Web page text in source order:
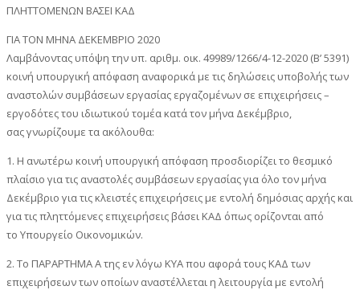
ΠΛΗΤΤΟΜΕΝΩΝ ΒΑΣΕΙ ΚΑΔ
ΓΙΑ ΤΟΝ ΜΗΝΑ ΔΕΚΕΜΒΡΙΟ 2020
Λαμβάνοντας υπόψη την υπ. αριθμ. οικ. 49989/1266/4-12-2020 (Β’ 5391)
κοινή υπουργική απόφαση αναφορικά με τις δηλώσεις υποβολής των
αναστολών συμβάσεων εργασίας εργαζομένων σε επιχειρήσεις –
εργοδότες του ιδιωτικού τομέα κατά τον μήνα Δεκέμβριο,
σας γνωρίζουμε τα ακόλουθα:
1. Η ανωτέρω κοινή υπουργική απόφαση προσδιορίζει το θεσμικό
πλαίσιο για τις αναστολές συμβάσεων εργασίας για όλο τον μήνα
Δεκέμβριο για τις κλειστές επιχειρήσεις με εντολή δημόσιας αρχής και
για τις πληττόμενες επιχειρήσεις βάσει ΚΑΔ όπως ορίζονται από
το Υπουργείο Οικονομικών.
2. Το ΠΑΡΑΡΤΗΜΑ Α της εν λόγω ΚΥΑ που αφορά τους ΚΑΔ των
επιχειρήσεων των οποίων αναστέλλεται η λειτουργία με εντολή